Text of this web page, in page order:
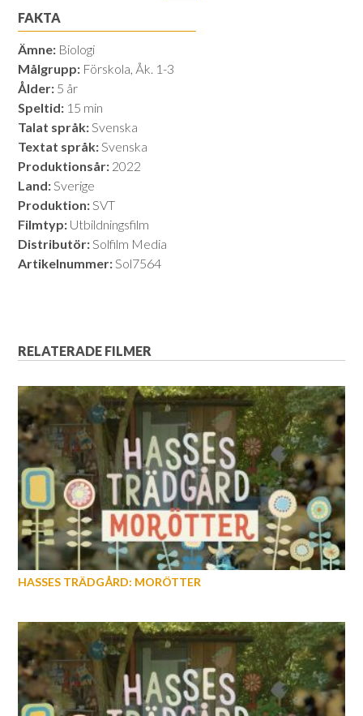
FAKTA
Ämne: Biologi
Målgrupp: Förskola, Åk. 1-3
Ålder: 5 år
Speltid: 15 min
Talat språk:Svenska
Textat språk:Svenska
Produktionsår: 2022
Land:Sverige
Produktion:SVT
Filmtyp: Utbildningsfilm
Distributör:Solfilm Media
Artikelnummer:Sol7564
RELATERADE FILMER
HASSES TRÄDGÅRD: MORÖTTER